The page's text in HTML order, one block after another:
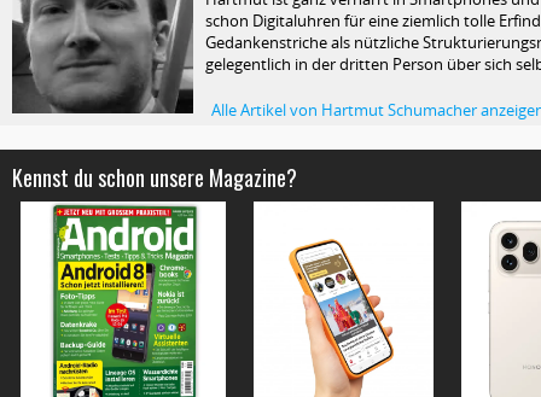
schon Digitaluhren für eine ziemlich tolle
Gedankenstriche als nützliche
gelegentlich in der dritten Person über sich
Alle Artikel von Hartmut Schumacher
Kennst du schon unsere Magazine?